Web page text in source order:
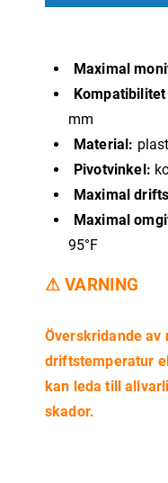
Maximal
mm
Material: plast
Pivotvinkel:
Maximal
Maximal
95°F
⚠ VARNING
Överskridande av
driftstemperatur
kan leda till
skador.